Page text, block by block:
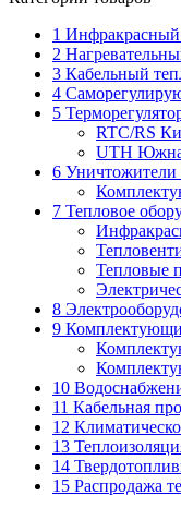
1
2
3 Кабельный
4
5
RTC/RS
UTH
6 Уничтожители
7 Тепловое
Тепловые
8
9
10
11 Кабельная
12
13
14
15 Распродажа